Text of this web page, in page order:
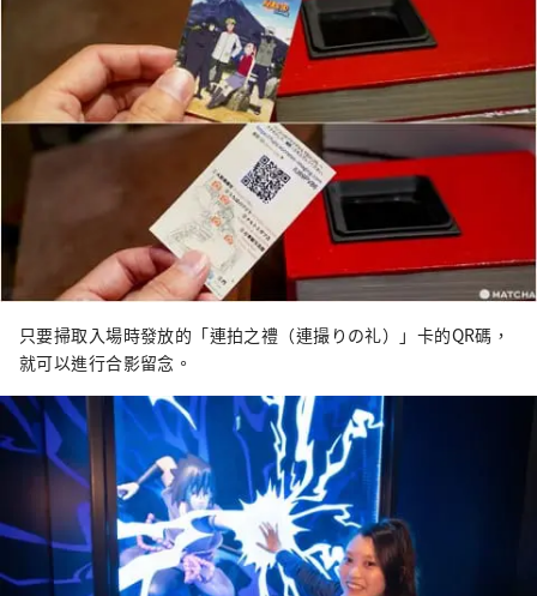
只要掃取入場時發放的「連拍之禮（連撮りの礼）」卡的QR碼，
就可以進行合影留念。